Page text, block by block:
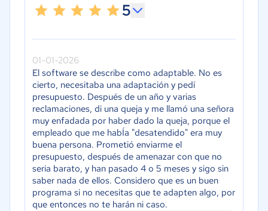
5
01-01-2026
El software se describe como adaptable. No es
cierto, necesitaba una adaptación y pedí
presupuesto. Después de un año y varias
reclamaciones, di una queja y me llamó una señora
muy enfadada por haber dado la queja, porque el
empleado que me habÍa "desatendido" era muy
buena persona. Prometió enviarme el
presupuesto, después de amenazar con que no
seria barato, y han pasado 4 o 5 meses y sigo sin
saber nada de ellos. Considero que es un buen
programa si no necesitas que te adapten algo, por
que entonces no te harán ni caso.